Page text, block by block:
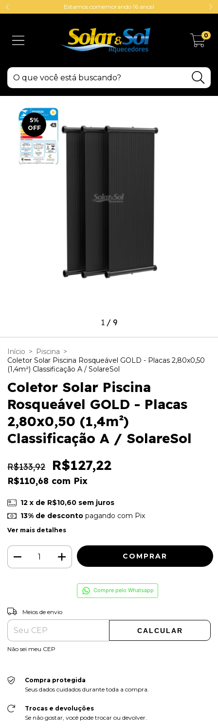
Estamos comemorando 16 anos!
0
5%
OFF
1 / 9
Início > Piscina >
Coletor Solar Piscina Rosqueável GOLD - Placas 2,80x0,50
(1,4m²) Classificação A / SolareSol
Coletor Solar Piscina
Rosqueável GOLD - Placas
2,80x0,50 (1,4m²)
Classificação A / SolareSol
R$133,92 R$127,22
R$110,68 com Pix
12 x de R$10,60 sem juros
13% de descontopagando com Pix
Ver mais detalhes
Compre pelo Whatsapp
Entregas para o CEP:
Meios de envio
CALCULAR
Não sei meu CEP
Compra protegida
Seus dados cuidados durante toda a compra.
Trocas e devoluções
Se não gostar, você pode trocar ou devolver.